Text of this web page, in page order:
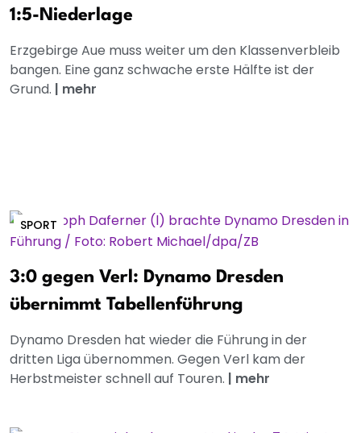
1:5-Niederlage
Erzgebirge Aue muss weiter um den Klassenverbleib
bangen. Eine ganz schwache erste Hälfte ist der
Grund. | mehr
SPORT
3:0 gegen Verl: Dynamo Dresden
übernimmt Tabellenführung
Dynamo Dresden hat wieder die Führung in der
dritten Liga übernommen. Gegen Verl kam der
Herbstmeister schnell auf Touren. | mehr